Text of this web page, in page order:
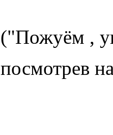
("Пожуём ,
посмотрев